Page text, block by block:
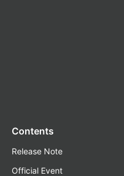
Contents
Release Note
Official Event